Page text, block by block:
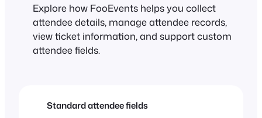
Explore how FooEvents helps you collect
attendee details, manage attendee records,
view ticket information, and support custom
attendee fields.
Standard attendee fields